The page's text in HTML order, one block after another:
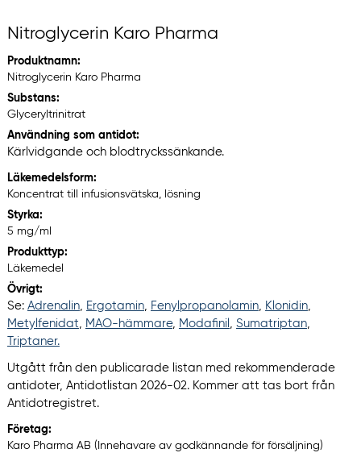
Nitroglycerin Karo Pharma
Produktnamn:
Nitroglycerin Karo Pharma
Substans:
Glyceryltrinitrat
Användning som antidot:
Kärlvidgande och blodtryckssänkande.
Läkemedelsform:
Koncentrat till infusionsvätska, lösning
Styrka:
5 mg/ml
Produkttyp:
Läkemedel
Övrigt:
Se: Adrenalin, Ergotamin, Fenylpropanolamin, Klonidin,
Metylfenidat, MAO-hämmare, Modafinil , Sumatriptan,
Triptaner.
Utgått från den publicarade listan med rekommenderade
antidoter, Antidotlistan 2026-02. Kommer att tas bort från
Antidotregistret.
Företag:
Karo Pharma AB (Innehavare av godkännande för försäljning)